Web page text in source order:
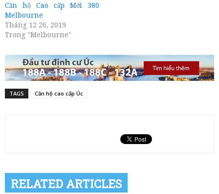
Căn hộ Cao cấp Mới 380
Melbourne
Tháng 12 26, 2019
Trong "Melbourne"
TAGS Căn hộ cao cấp Úc
RELATED ARTICLES